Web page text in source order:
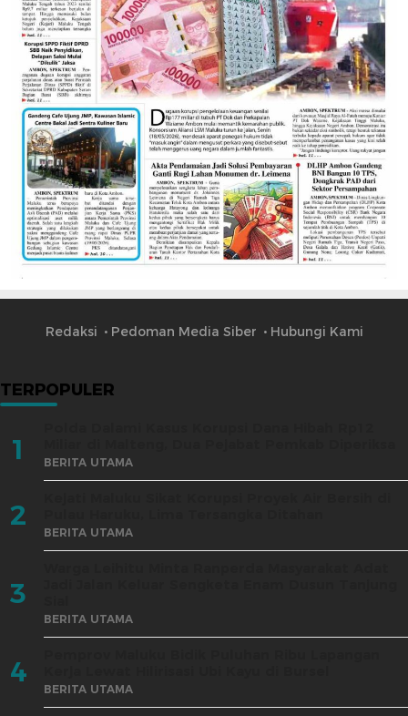
Redaksi Pedoman Media Siber Hubungi Kami
TERPOPULER
1 BERITA UTAMA
2 BERITA UTAMA
3
BERITA UTAMA
4 BERITA UTAMA